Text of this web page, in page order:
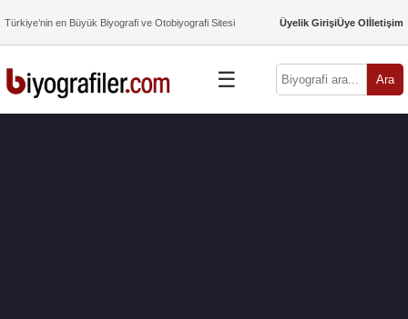
Türkiye’nin en Büyük Biyografi ve Otobiyografi Sitesi Üyelik GirişiÜye Olİletişim
☰ Ara